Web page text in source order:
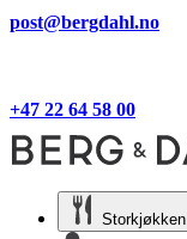
post@bergdahl.no
+47 22 64 58 00
Storkjøkken